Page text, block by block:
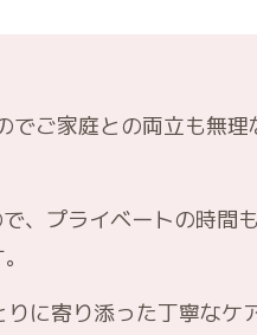
でご家庭との両立も無
、プライベートの時間
に寄り添った丁寧なケ